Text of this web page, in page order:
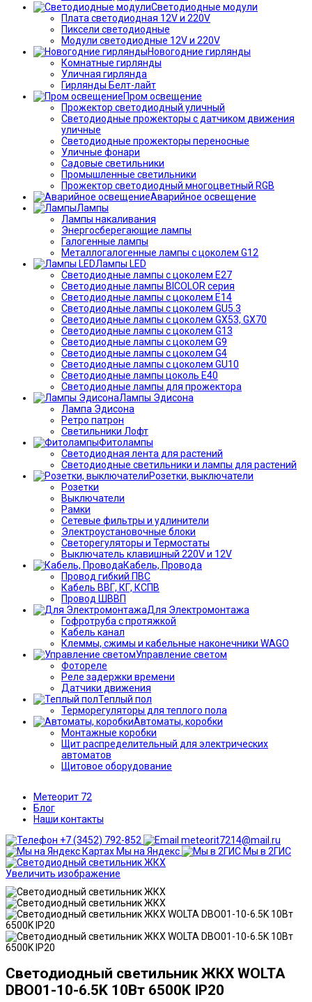
Светодиодные модули
Плата светодиодная 12V и 220V
Пиксели светодиодные
Модули светодиодные 12V и 220V
Новогодние гирлянды
Комнатные гирлянды
Уличная гирлянда
Гирлянды Белт-лайт
Пром освещение
Прожектор светодиодный уличный
Светодиодные прожекторы с датчиком движения
уличные
Светодиодные прожекторы переносные
Уличные фонари
Садовые светильники
Промышленные светильники
Прожектор светодиодный многоцветный RGB
Аварийное освещение
Лампы
Лампы накаливания
Энергосберегающие лампы
Галогенные лампы
Металлогалогенные лампы с цоколем G12
Лампы LED
Светодиодные лампы с цоколем E27
Светодиодные лампы BICOLOR серия
Светодиодные лампы с цоколем E14
Светодиодные лампы с цоколем GU5.3
Светодиодные лампы с цоколем GX53, GX70
Светодиодные лампы с цоколем G13
Светодиодные лампы с цоколем G9
Светодиодные лампы с цоколем G4
Светодиодные лампы с цоколем GU10
Светодиодные лампы цоколь Е40
Светодиодные лампы для прожектора
Лампы Эдисона
Лампа Эдисона
Ретро патрон
Светильники Лофт
Фитолампы
Светодиодная лента для растений
Светодиодные светильники и лампы для растений
Розетки, выключатели
Розетки
Выключатели
Рамки
Сетевые фильтры и удлинители
Электроустановочные блоки
Светорегуляторы и Термостаты
Выключатель клавишный 220V и 12V
Кабель, Провода
Провод гибкий ПВС
Кабель ВВГ, КГ, КСПВ
Провод ШВВП
Для Электромонтажа
Гофротруба с протяжкой
Кабель канал
Клеммы, сжимы и кабельные наконечники WAGO
Управление светом
Фотореле
Реле задержки времени
Датчики движения
Теплый пол
Терморегуляторы для теплого пола
Автоматы, коробки
Монтажные коробки
Щит распределительный для электрических
автоматов
Щитовое оборудование
Метеорит 72
Блог
Наши контакты
+7 (3452) 792-852
meteorit7214@mail.ru
Мы на Яндекс
Мы в 2ГИС
Увеличить изображение
Светодиодный светильник ЖКХ WOLTA
DBO01-10-6.5K 10Вт 6500K IP20